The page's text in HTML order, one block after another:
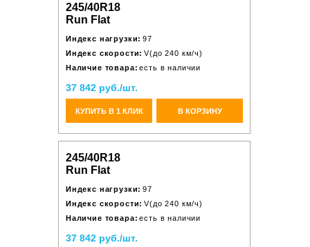
245/40R18
Run Flat
Индекс нагрузки: 97
Индекс скорости: V(до 240 км/ч)
Наличие товара: есть в наличии
37 842 руб./шт.
КУПИТЬ В 1 КЛИК В КОРЗИНУ
245/40R18
Run Flat
Индекс нагрузки: 97
Индекс скорости: V(до 240 км/ч)
Наличие товара: есть в наличии
37 842 руб./шт.